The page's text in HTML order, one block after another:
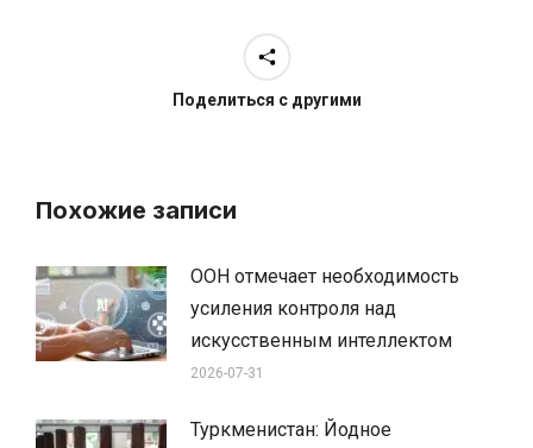
Поделиться с другими
Похожие записи
ООН отмечает необходимость
усиления контроля над
искусственным интеллектом
2026-07-31
Туркменистан: Йодное